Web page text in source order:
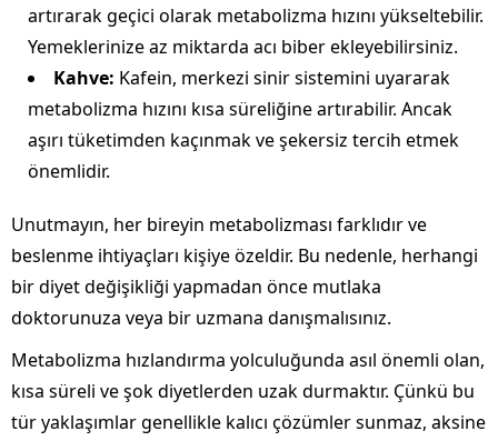
artırarak geçici olarak metabolizma hızını yükseltebilir.
Yemeklerinize az miktarda acı biber ekleyebilirsiniz.
Kahve: Kafein, merkezi sinir sistemini uyararak
metabolizma hızını kısa süreliğine artırabilir. Ancak
aşırı tüketimden kaçınmak ve şekersiz tercih etmek
önemlidir.
Unutmayın, her bireyin metabolizması farklıdır ve
beslenme ihtiyaçları kişiye özeldir. Bu nedenle, herhangi
bir diyet değişikliği yapmadan önce mutlaka
doktorunuza veya bir uzmana danışmalısınız.
Metabolizma hızlandırma yolculuğunda asıl önemli olan,
kısa süreli ve şok diyetlerden uzak durmaktır. Çünkü bu
tür yaklaşımlar genellikle kalıcı çözümler sunmaz, aksine